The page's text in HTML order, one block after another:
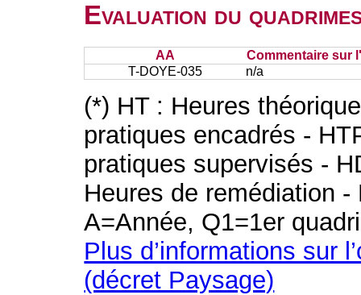
Evaluation du
AA
Commentaire sur
T-DOYE-035
n/a
(*) HT : Heures
pratiques encadrés -
pratiques supervisés -
Heures de remédiation
A=Année, Q1=1er
Plus d’informations sur
(décret Paysage)